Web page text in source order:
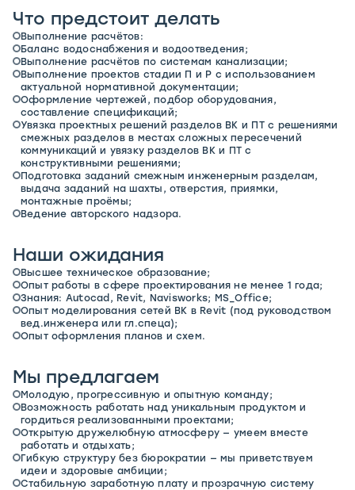
Что предстоит делать
Выполнение расчётов:
Баланс водоснабжения и водоотведения;
Выполнение расчётов по системам канализации;
Выполнение проектов стадии П и Р с использованием
актуальной нормативной документации;
Оформление чертежей, подбор оборудования,
составление спецификаций;
Увязка проектных решений разделов ВК и ПТ с решениями
смежных разделов в местах сложных пересечений
коммуникаций и увязку разделов ВК и ПТ с
конструктивными решениями;
Подготовка заданий смежным инженерным разделам,
выдача заданий на шахты, отверстия, приямки,
монтажные проёмы;
Ведение авторского надзора.
Наши ожидания
Высшее техническое образование;
Опыт работы в сфере проектирования не менее 1 года;
Знания: Autocad, Revit, Navisworks; MS_Office;
Опыт моделирования сетей ВК в Revit (под руководством
вед.инженера или гл.спеца);
Опыт оформления планов и схем.
Мы предлагаем
Молодую, прогрессивную и опытную команду;
Возможность работать над уникальным продуктом и
гордиться реализованными проектами;
Открытую дружелюбную атмосферу — умеем вместе
работать и отдыхать;
Гибкую структуру без бюрократии — мы приветствуем
идеи и здоровые амбиции;
Стабильную заработную плату и прозрачную систему